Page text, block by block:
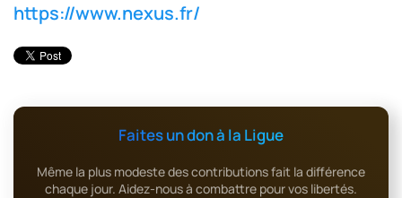
https://www.nexus.fr/
Faites un don à la Ligue
Même la plus modeste des contributions fait la différence
chaque jour. Aidez-nous à combattre pour vos libertés.